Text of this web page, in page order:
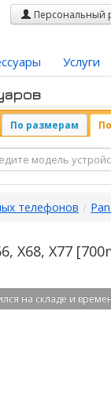
Персональный
Услуги
По размерам
телефонов /
X68, X77
на складе и